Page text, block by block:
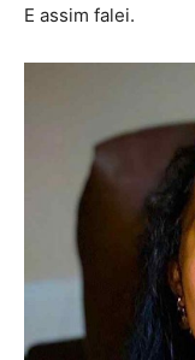
E assim falei.